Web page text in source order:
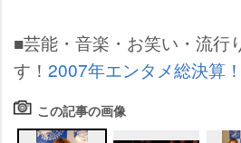
■芸能・音楽・お笑い・流行
す！ 2007年エンタメ総決算！
この記事の画像